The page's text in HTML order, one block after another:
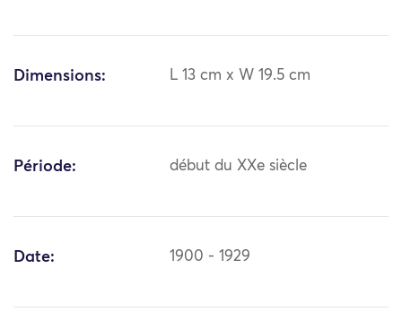
Dimensions: L 13 cm x W 19.5 cm
Période: début du XXe siècle
Date: 1900 - 1929